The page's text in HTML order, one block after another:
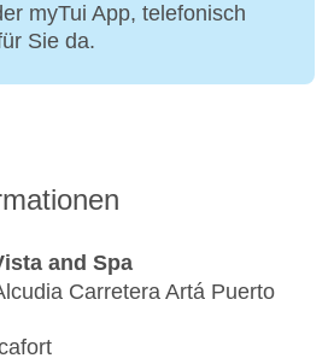
myTui App, telefonisch
Sie da.
and Spa
Carretera Artá Puerto